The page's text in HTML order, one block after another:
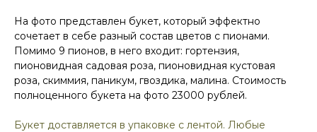
На фото представлен букет, который эффектно
сочетает в себе разный состав цветов с пионами.
Помимо 9 пионов, в него входит: гортензия,
пионовидная садовая роза, пионовидная кустовая
роза, скиммия, паникум, гвоздика, малина. Стоимость
полноценного букета на фото 23000 рублей.
Букет доставляется в упаковке с лентой. Любые